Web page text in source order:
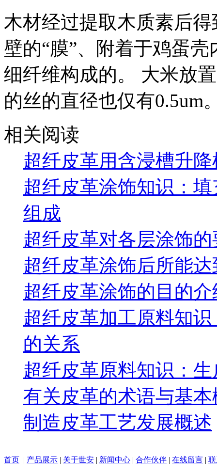
木材经过提取木质素后
壁的“膜”、附着于鸡蛋
细纤维构成的。 大米放
的丝的直径也仅有0.5um
相关阅读
超纤皮革用含浸槽升
超纤皮革涂饰知识：
组成
超纤皮革对各层涂饰的
超纤皮革涂饰后所能
超纤皮革涂饰的目的介
超纤皮革加工原料知
的关系
超纤皮革原料知识：
有关皮革的术语与基本
制造皮革工艺发展概述
首页 | 产品展示 | 关于世安 | 新闻中心 | 合作伙伴 | 在线留言 |